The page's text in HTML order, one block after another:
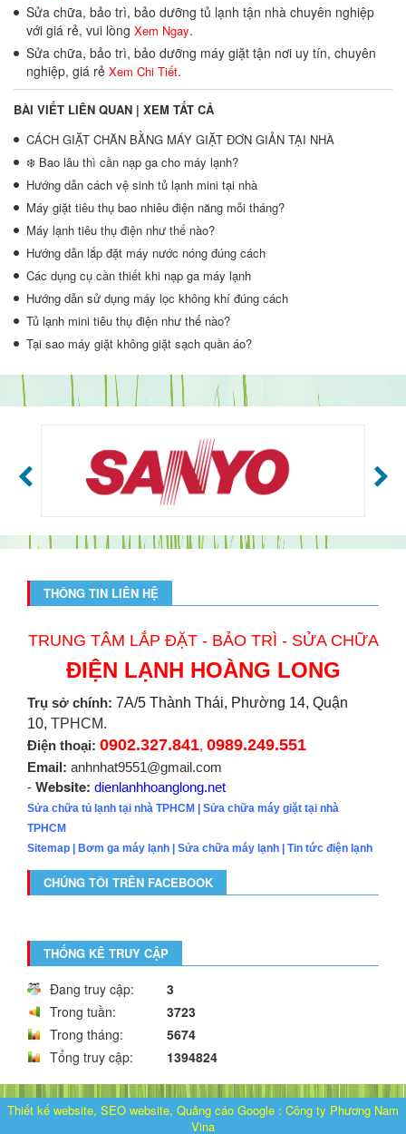
Sửa chữa, bảo trì, bảo dưỡng tủ lạnh tận nhà chuyên nghiệp
với giá rẻ, vui lòng Xem Ngay.
Sửa chữa, bảo trì, bảo dưỡng máy giặt tận nơi uy tín, chuyên
nghiệp, giá rẻ Xem Chi Tiết.
BÀI VIẾT LIÊN QUAN | XEM TẤT CẢ
CÁCH GIẶT CHĂN BẰNG MÁY GIẶT ĐƠN GIẢN TẠI NHÀ
❄️ Bao lâu thì cần nạp ga cho máy lạnh?
Hướng dẫn cách vệ sinh tủ lạnh mini tại nhà
Máy giặt tiêu thụ bao nhiêu điện năng mỗi tháng?
Máy lạnh tiêu thụ điện như thế nào?
Hướng dẫn lắp đặt máy nước nóng đúng cách
Các dụng cụ cần thiết khi nạp ga máy lạnh
Hướng dẫn sử dụng máy lọc không khí đúng cách
Tủ lạnh mini tiêu thụ điện như thế nào?
Tại sao máy giặt không giặt sạch quần áo?
THÔNG TIN LIÊN HỆ
TRUNG TÂM LẮP ĐẶT - BẢO TRÌ - SỬA CHỮA
ĐIỆN LẠNH HOÀNG LONG
Trụ sở chính: 7A/5 Thành Thái, Phường 14, Quận
10, TPHCM.
Điện thoại: 0902.327.841, 0989.249.551
Email: anhnhat9551@gmail.com
- Website: dienlanhhoanglong.net
Sửa chữa tủ lạnh tại nhà TPHCM
Sửa chữa máy giặt tại nhà
TPHCM
Sitemap
Bơm ga máy lạnh Sửa chữa máy lạnh Tin tức điện lạnh
CHÚNG TÔI TRÊN FACEBOOK
THỐNG KÊ TRUY CẬP
Đang truy cập:
3
Trong tuần:
3723
Trong tháng:
5674
Tổng truy cập:
1394824
Thiết kế website, SEO website, Quảng cáo Google : Công ty Phương Nam
Vina